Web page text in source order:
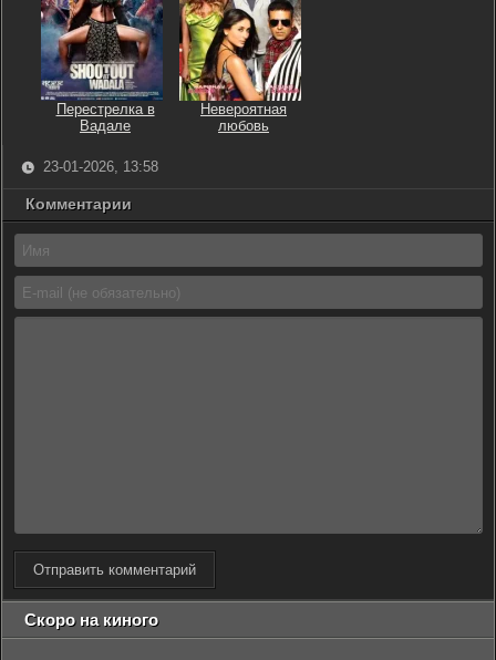
Перестрелка в
Вадале
Невероятная
любовь
23-01-2026, 13:58
Комментарии
Отправить комментарий
Скоро на киного